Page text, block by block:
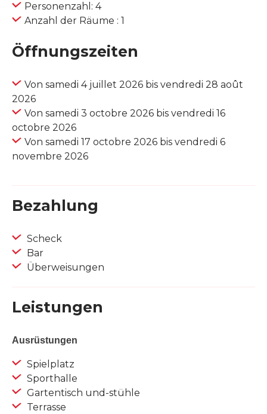
Personenzahl: 4
Anzahl der Räume : 1
Öffnungszeiten
Von samedi 4 juillet 2026 bis vendredi 28 août
2026
Von samedi 3 octobre 2026 bis vendredi 16
octobre 2026
Von samedi 17 octobre 2026 bis vendredi 6
novembre 2026
Bezahlung
Scheck
Bar
Überweisungen
Leistungen
Ausrüstungen
Spielplatz
Sporthalle
Gartentisch und-stühle
Terrasse